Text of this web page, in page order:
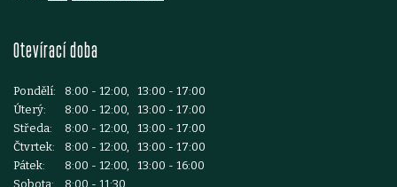
Otevírací doba
Pondělí:
8:00 - 12:00, 13:00 - 17:00
Úterý:
8:00 - 12:00, 13:00 - 17:00
Středa:
8:00 - 12:00, 13:00 - 17:00
Čtvrtek:
8:00 - 12:00, 13:00 - 17:00
Pátek:
8:00 - 12:00, 13:00 - 16:00
Sobota:
8:00 - 11:30